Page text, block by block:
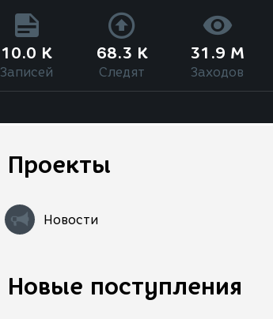
10.0 K
Записей
68.3 K
Следят
31.9 M
Заходов
Проекты
Новости
Новые поступления